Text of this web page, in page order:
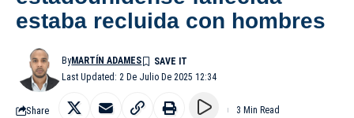
estaba recluida con hombres
Last Updated: 2 De Julio De 2025 12:34
ByMARTÍN ADAMES
Share 3 Min Read